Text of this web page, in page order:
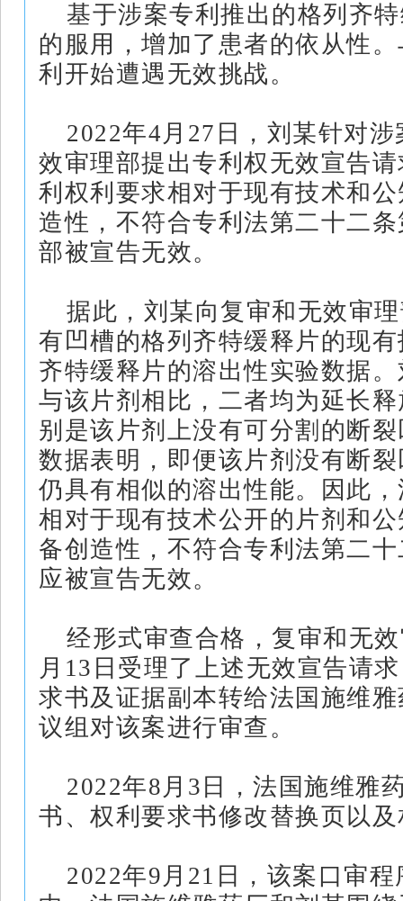
基于涉案专利推出的格列齐
的服用，增加了患者的依从性
利开始遭遇无效挑战。
2022年4月27日，刘某针对
效审理部提出专利权无效宣告
利权利要求相对于现有技术和
造性，不符合专利法第二十二
部被宣告无效。
据此，刘某向复审和无效审
有凹槽的格列齐特缓释片的现
齐特缓释片的溶出性实验数据
与该片剂相比，二者均为延长
别是该片剂上没有可分割的断
数据表明，即便该片剂没有断
仍具有相似的溶出性能。因此
相对于现有技术公开的片剂和
备创造性，不符合专利法第二
应被宣告无效。
经形式审查合格，复审和无
月13日受理了上述无效宣告请
求书及证据副本转给法国施维
议组对该案进行审查。
2022年8月3日，法国施维雅
书、权利要求书修改替换页以
2022年9月21日，该案口审